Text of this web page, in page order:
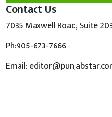
Contact Us
7035 Maxwell Road, Suite
Ph:905-673-7666
Email: